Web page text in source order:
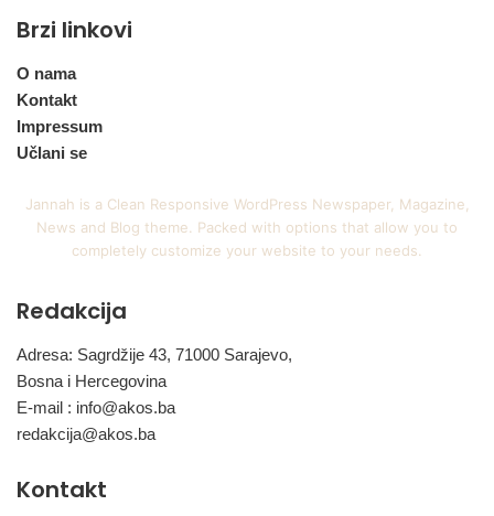
Brzi linkovi
O nama
Kontakt
Impressum
Učlani se
Jannah is a Clean Responsive WordPress Newspaper, Magazine,
News and Blog theme. Packed with options that allow you to
completely customize your website to your needs.
Redakcija
Adresa: Sagrdžije 43, 71000 Sarajevo,
Bosna i Hercegovina
E-mail : info@akos.ba
redakcija@akos.ba
Kontakt